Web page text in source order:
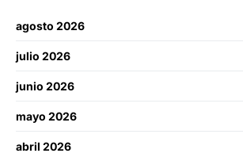
agosto 2026
julio 2026
junio 2026
mayo 2026
abril 2026